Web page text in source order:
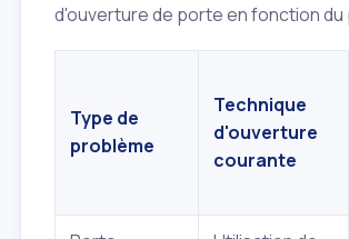
d'ouverture de porte en fonction du
Type de
problème
Technique
d'ouverture
courante